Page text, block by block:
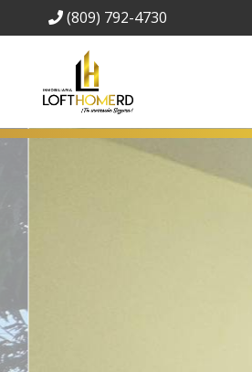
(809) 792-4730